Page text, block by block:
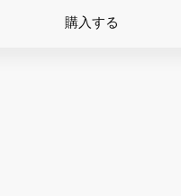
購入する